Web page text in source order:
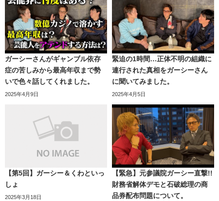
ガーシーさんがギャンブル依存
症の苦しみから最高年収まで勢
いで色々話してくれました。
2025年4月9日
緊迫の1時間…正体不明の組織に
連行された真相をガーシーさん
に聞いてみました。
2025年4月5日
【第5回】ガーシー＆くわといっ
しょ
2025年3月18日
【緊急】元参議院ガーシー直撃!!
財務省解体デモと石破総理の商
品券配布問題について。